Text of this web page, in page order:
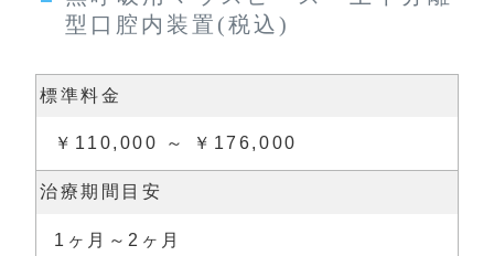
型口腔内装置(税込)
標準料金
￥110,000 ～ ￥176,000
治療期間目安
1ヶ月～2ヶ月